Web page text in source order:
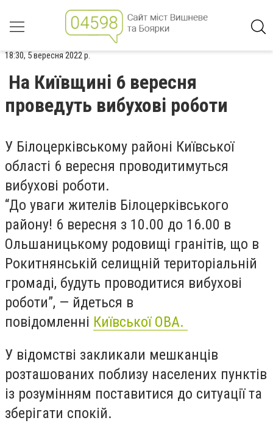
18:30, 5 вересня 2022 р.
На Київщині 6 вересня
проведуть вибухові роботи
У Білоцерківському районі Київської
області 6 вересня проводитимуться
вибухові роботи.
“До уваги жителів Білоцерківського
району! 6 вересня з 10.00 до 16.00 в
Ольшаницькому родовищі гранітів, що в
Рокитнянській селищній територіальній
громаді, будуть проводитися вибухові
роботи”, — йдеться в
повідомленні Київської ОВА.
У відомстві закликали мешканців
розташованих поблизу населених пунктів
із розумінням поставитися до ситуації та
зберігати спокій.